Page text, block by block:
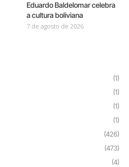
Eduardo Baldelomar celebra
a cultura boliviana
7 de agosto de 2026
(1)
(1)
(1)
(1)
(426)
(473)
(4)